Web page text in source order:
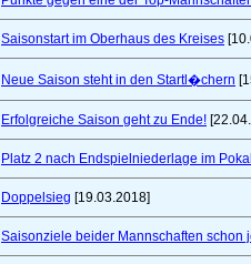
Saisonstart im Oberhaus des Kreises
Neue Saison steht in den Startl�chern
Erfolgreiche Saison geht zu Ende!
Platz 2 nach Endspielniederlage im
Doppelsieg [19.03.2018]
Saisonziele beider Mannschaften schon